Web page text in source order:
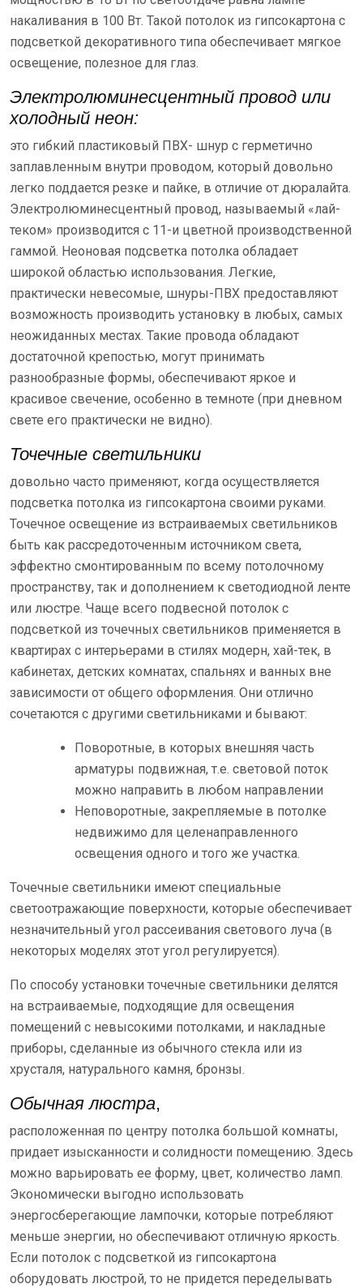
накаливания в 100 Вт. Такой потолок из гипсокартона с
подсветкой декоративного типа обеспечивает мягкое
освещение, полезное для глаз.
Электролюминесцентный провод или
холодный неон:
это гибкий пластиковый ПВХ- шнур с герметично
заплавленным внутри проводом, который довольно
легко поддается резке и пайке, в отличие от дюралайта.
Электролюминесцентный провод, называемый «лай-
теком» производится с 11-и цветной производственной
гаммой. Неоновая подсветка потолка обладает
широкой областью использования. Легкие,
практически невесомые, шнуры-ПВХ предоставляют
возможность производить установку в любых, самых
неожиданных местах. Такие провода обладают
достаточной крепостью, могут принимать
разнообразные формы, обеспечивают яркое и
красивое свечение, особенно в темноте (при дневном
свете его практически не видно).
Точечные светильники
довольно часто применяют, когда осуществляется
подсветка потолка из гипсокартона своими руками.
Точечное освещение из встраиваемых светильников
быть как рассредоточенным источником света,
эффектно смонтированным по всему потолочному
пространству, так и дополнением к светодиодной ленте
или люстре. Чаще всего подвесной потолок с
подсветкой из точечных светильников применяется в
квартирах с интерьерами в стилях модерн, хай-тек, в
кабинетах, детских комнатах, спальнях и ванных вне
зависимости от общего оформления. Они отлично
сочетаются с другими светильниками и бывают:
Поворотные, в которых внешняя часть
арматуры подвижная, т.е. световой поток
можно направить в любом направлении
Неповоротные, закрепляемые в потолке
недвижимо для целенаправленного
освещения одного и того же участка.
Точечные светильники имеют специальные
светоотражающие поверхности, которые обеспечивает
незначительный угол рассеивания светового луча (в
некоторых моделях этот угол регулируется).
По способу установки точечные светильники делятся
на встраиваемые, подходящие для освещения
помещений с невысокими потолками, и накладные
приборы, сделанные из обычного стекла или из
хрусталя, натурального камня, бронзы.
Обычная люстра,
расположенная по центру потолка большой комнаты,
придает изысканности и солидности помещению. Здесь
можно варьировать ее форму, цвет, количество ламп.
Экономически выгодно использовать
энергосберегающие лампочки, которые потребляют
меньше энергии, но обеспечивают отличную яркость.
Если потолок с подсветкой из гипсокартона
оборудовать люстрой, то не придется переделывать